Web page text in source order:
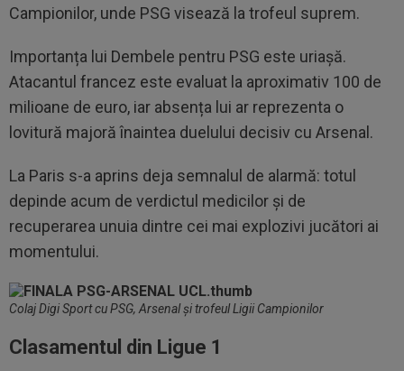
Campionilor, unde PSG visează la trofeul suprem.
Importanța lui Dembele pentru PSG este uriașă.
Atacantul francez este evaluat la aproximativ 100 de
milioane de euro, iar absența lui ar reprezenta o
lovitură majoră înaintea duelului decisiv cu Arsenal.
La Paris s-a aprins deja semnalul de alarmă: totul
depinde acum de verdictul medicilor și de
recuperarea unuia dintre cei mai explozivi jucători ai
momentului.
Colaj Digi Sport cu PSG, Arsenal și trofeul Ligii Campionilor
Clasamentul din Ligue 1